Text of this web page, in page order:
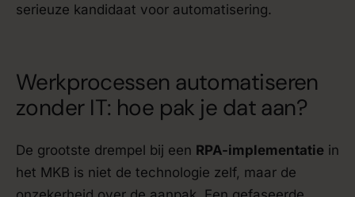
serieuze kandidaat voor automatisering.
Werkprocessen automatiseren
zonder IT: hoe pak je dat aan?
De grootste drempel bij een RPA-implementatie in
het MKB is niet de technologie zelf, maar de